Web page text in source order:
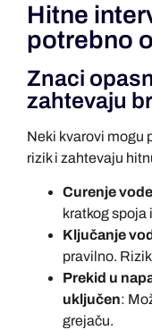
Hitne
potrebno
Znaci
zahtevaju
Neki kvarovi mogu
rizik i zahtevaju
Curenje
kratkog spoja
Ključanje
pravilno.
Prekid u
uključen:
grejaču.